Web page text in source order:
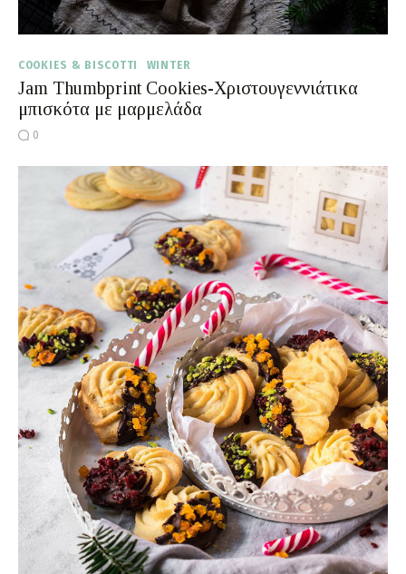
COOKIES & BISCOTTI WINTER
Jam Thumbprint Cookies-Χριστουγεννιάτικα
μπισκότα με μαρμελάδα
0